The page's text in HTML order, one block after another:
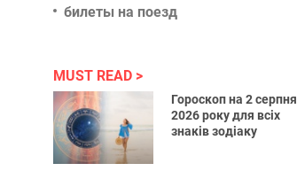
билеты на поезд
MUST READ
Гороскоп на 2 серпня
2026 року для всіх
знаків зодіаку